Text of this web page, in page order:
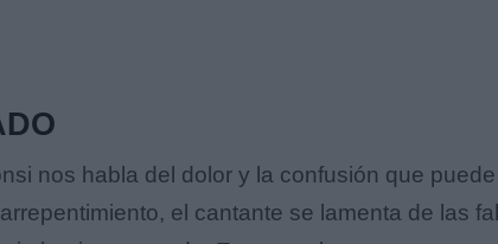
nos habla del dolor y la confusión que
el cantante se lamenta de las